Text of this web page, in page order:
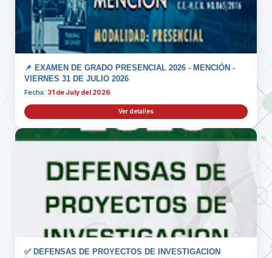
📌 EXAMEN DE GRADO PRESENCIAL 2026 - MENCIÓN -
VIERNES 31 DE JULIO 2026
Fecha: 31 de July del 2026
Ver detalles
✅ DEFENSAS DE PROYECTOS DE INVESTIGACION